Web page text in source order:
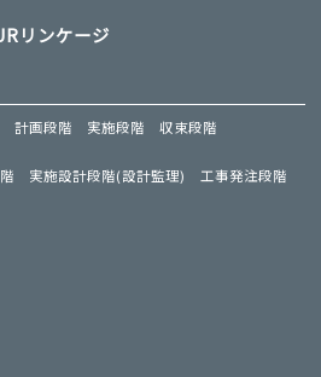
リンケージ
計画段階 実施段階
収束段階
実施設計段階(設計監理)
工事発注段階